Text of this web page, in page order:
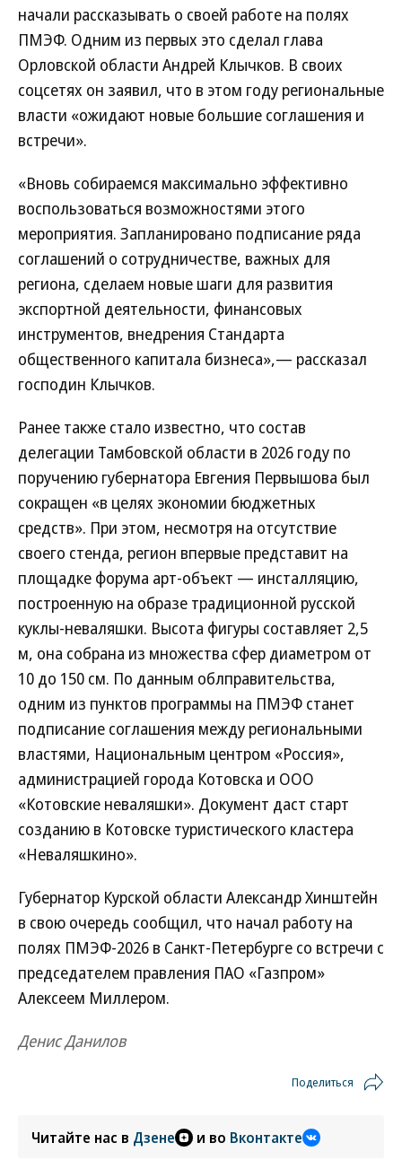
начали рассказывать о своей работе на полях
ПМЭФ. Одним из первых это сделал глава
Орловской области Андрей Клычков. В своих
соцсетях он заявил, что в этом году региональные
власти «ожидают новые большие соглашения и
встречи».
«Вновь собираемся максимально эффективно
воспользоваться возможностями этого
мероприятия. Запланировано подписание ряда
соглашений о сотрудничестве, важных для
региона, сделаем новые шаги для развития
экспортной деятельности, финансовых
инструментов, внедрения Стандарта
общественного капитала бизнеса»,— рассказал
господин Клычков.
Ранее также стало известно, что состав
делегации Тамбовской области в 2026 году по
поручению губернатора Евгения Первышова был
сокращен «в целях экономии бюджетных
средств». При этом, несмотря на отсутствие
своего стенда, регион впервые представит на
площадке форума арт-объект — инсталляцию,
построенную на образе традиционной русской
куклы-неваляшки. Высота фигуры составляет 2,5
м, она собрана из множества сфер диаметром от
10 до 150 см. По данным облправительства,
одним из пунктов программы на ПМЭФ станет
подписание соглашения между региональными
властями, Национальным центром «Россия»,
администрацией города Котовска и ООО
«Котовские неваляшки». Документ даст старт
созданию в Котовске туристического кластера
«Неваляшкино».
Губернатор Курской области Александр Хинштейн
в свою очередь сообщил, что начал работу на
полях ПМЭФ-2026 в Санкт-Петербурге со встречи с
председателем правления ПАО «Газпром»
Алексеем Миллером.
Денис Данилов
Поделиться
Читайте нас в Дзене и во Вконтакте